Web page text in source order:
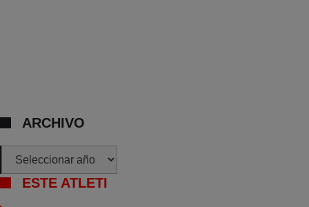
ARCHIVO
Archivos
ESTE ATLETI